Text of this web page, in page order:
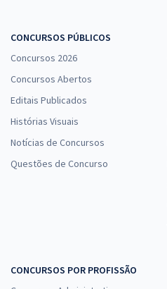
CONCURSOS PÚBLICOS
Concursos 2026
Concursos Abertos
Editais Publicados
Histórias Visuais
Notícias de Concursos
Questões de Concurso
CONCURSOS POR PROFISSÃO